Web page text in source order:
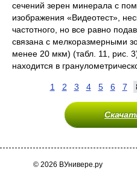
сечений зерен минерала с
изображения «Видеотест»,
частотного, но все равно
связана с мелкоразмерными
менее 20 мкм) (табл. 11, рис.
находится в
1 2 3 4 5 6 7
© 2026 ВУнивере.ру